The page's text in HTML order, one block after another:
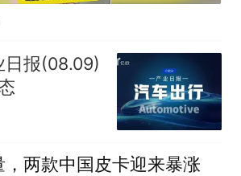
日报(08.09)
两款中国皮卡迎来暴涨